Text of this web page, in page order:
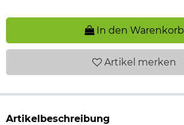
In den Warenkorb
Artikel merken
Artikelbeschreibung